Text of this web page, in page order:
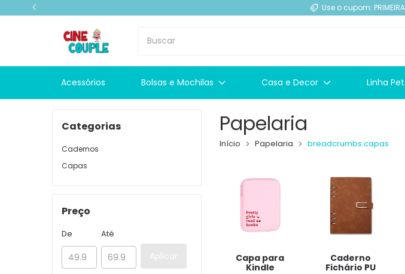
Use o cupom:
Acessórios Bolsas e Mochilas Casa e Decor Linha Pet
Categorias
Cadernos
Capas
Preço
De Até
Aplicar
Papelaria
Início Papelaria breadcrumbs.capas
Capa para
Kindle
Caderno
Fichário PU